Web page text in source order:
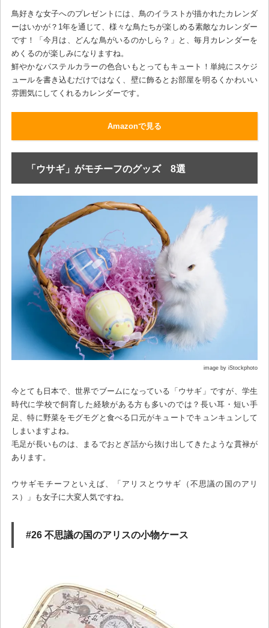
鳥好きな女子へのプレゼントには、鳥のイラストが描かれたカレンダ
ーはいかが？1年を通じて、様々な鳥たちが楽しめる素敵なカレンダー
です！「今月は、どんな鳥がいるのかしら？」と、毎月カレンダーを
めくるのが楽しみになりますね。
鮮やかなパステルカラーの色合いもとってもキュート！単純にスケジ
ュールを書き込むだけではなく、壁に飾るとお部屋を明るくかわいい
雰囲気にしてくれるカレンダーです。
Amazonで見る
「ウサギ」がモチーフのグッズ 8選
image by iStockphoto
今とても日本で、世界でブームになっている「ウサギ」ですが、学生
時代に学校で飼育した経験がある方も多いのでは？長い耳・短い手
足、特に野菜をモグモグと食べる口元がキュートでキュンキュンして
しまいますよね。
毛足が長いものは、まるでおとぎ話から抜け出してきたような貫禄が
あります。
ウサギモチーフといえば、「アリスとウサギ（不思議の国のアリ
ス）」も女子に大変人気ですね。
#26 不思議の国のアリスの小物ケース